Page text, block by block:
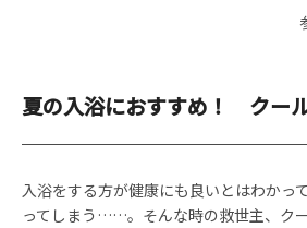
夏の入浴におすすめ！ クー
入浴をする方が健康にも良いとはわかっ
ってしまう……。そんな時の救世主、ク